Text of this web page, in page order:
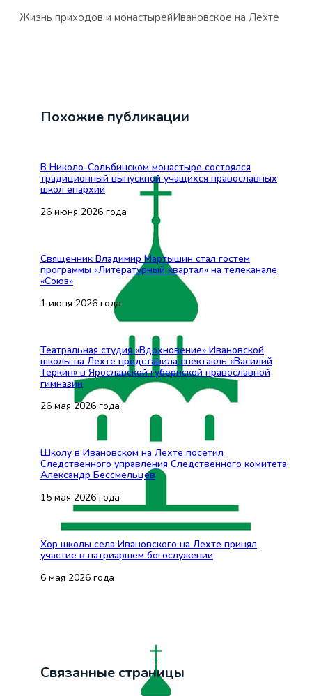
Жизнь приходов и монастырейИвановское на Лехте
Похожие публикации
В Николо-Сольбинском монастыре состоялся
традиционный выпускной учащихся православных
школ епархии
26 июня 2026 года
Священник Владимир Мартышин стал гостем
программы «Литературный квартал» на телеканале
«Союз»
1 июня 2026 года
Театральная студия «Вдохновение» Ивановской
школы на Лехте представила спектакль «Василий
Тёркин» в Ярославской губернской православной
гимназии
26 мая 2026 года
Школу в Ивановском на Лехте посетил
Следственного управления Следственного комитета
Александр Бессмельцев
15 мая 2026 года
Хор школы села Ивановского на Лехте принял
участие в патриаршем богослужении
6 мая 2026 года
Связанные страницы